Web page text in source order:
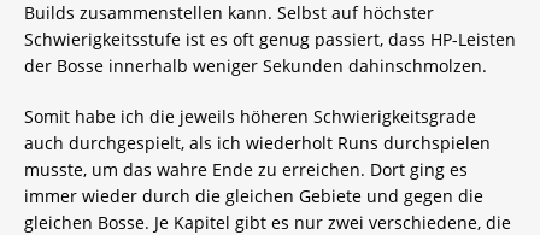
Builds zusammenstellen kann. Selbst auf höchster
Schwierigkeitsstufe ist es oft genug passiert, dass HP-Leisten
der Bosse innerhalb weniger Sekunden dahinschmolzen.
Somit habe ich die jeweils höheren Schwierigkeitsgrade
auch durchgespielt, als ich wiederholt Runs durchspielen
musste, um das wahre Ende zu erreichen. Dort ging es
immer wieder durch die gleichen Gebiete und gegen die
gleichen Bosse. Je Kapitel gibt es nur zwei verschiedene, die